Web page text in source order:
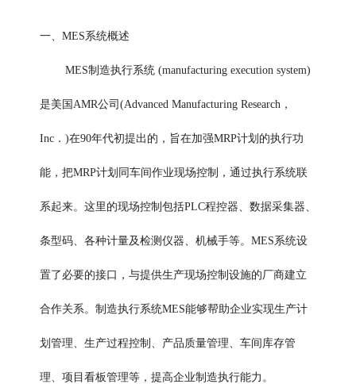
一、MES系统概述
MES制造执行系统 (manufacturing execution system)
是美国AMR公司(Advanced Manufacturing Research，
Inc．)在90年代初提出的，旨在加强MRP计划的执行功
能，把MRP计划同车间作业现场控制，通过执行系统联
系起来。这里的现场控制包括PLC程控器、数据采集器、
条型码、各种计量及检测仪器、机械手等。MES系统设
置了必要的接口，与提供生产现场控制设施的厂商建立
合作关系。制造执行系统MES能够帮助企业实现生产计
划管理、生产过程控制、产品质量管理、车间库存管
理、项目看板管理等，提高企业制造执行能力。